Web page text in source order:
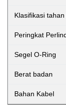
Klasifikasi
Peringkat
Segel O-Ring
Berat badan
Bahan Kabel